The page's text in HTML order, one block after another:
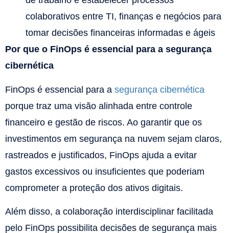
colaborativos entre TI, finanças e negócios para
tomar decisões financeiras informadas e ágeis
Por que o FinOps é essencial para a segurança
cibernética
FinOps é essencial para a segurança cibernética
porque traz uma visão alinhada entre controle
financeiro e gestão de riscos. Ao garantir que os
investimentos em segurança na nuvem sejam claros,
rastreados e justificados, FinOps ajuda a evitar
gastos excessivos ou insuficientes que poderiam
comprometer a proteção dos ativos digitais.
Além disso, a colaboração interdisciplinar facilitada
pelo FinOps possibilita decisões de segurança mais